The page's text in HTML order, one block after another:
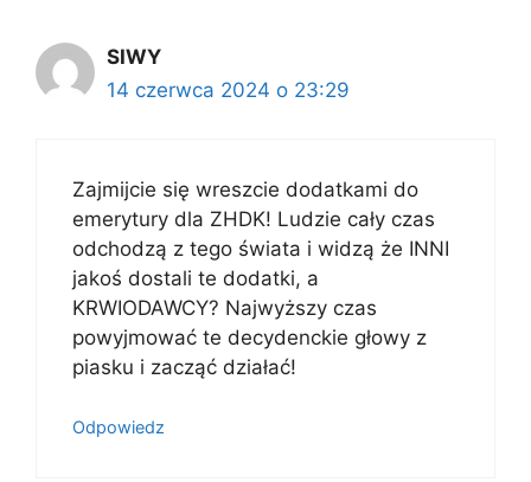
SIWY
14 czerwca 2024 o 23:29
Zajmijcie się wreszcie dodatkami do
emerytury dla ZHDK! Ludzie cały czas
odchodzą z tego świata i widzą że INNI
jakoś dostali te dodatki, a
KRWIODAWCY? Najwyższy czas
powyjmować te decydenckie głowy z
piasku i zacząć działać!
Odpowiedz